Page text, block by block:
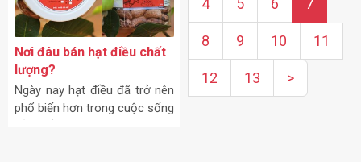
Nơi đâu bán hạt điều chất
lượng?
Ngày nay hạt điều đã trở nên
phổ biến hơn trong cuộc sống
4 5 6 7
8 9 10 11
12 13 >